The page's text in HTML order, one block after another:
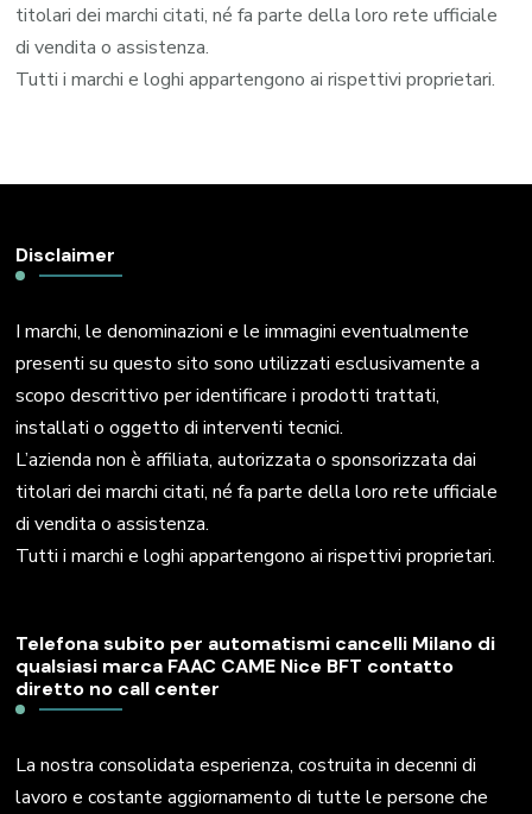
titolari dei marchi citati, né fa parte della loro rete ufficiale
di vendita o assistenza.
Tutti i marchi e loghi appartengono ai rispettivi proprietari.
Disclaimer
I marchi, le denominazioni e le immagini eventualmente
presenti su questo sito sono utilizzati esclusivamente a
scopo descrittivo per identificare i prodotti trattati,
installati o oggetto di interventi tecnici.
L’azienda non è affiliata, autorizzata o sponsorizzata dai
titolari dei marchi citati, né fa parte della loro rete ufficiale
di vendita o assistenza.
Tutti i marchi e loghi appartengono ai rispettivi proprietari.
Telefona subito per automatismi cancelli Milano di
qualsiasi marca FAAC CAME Nice BFT contatto
diretto no call center
La nostra consolidata esperienza, costruita in decenni di
lavoro e costante aggiornamento di tutte le persone che